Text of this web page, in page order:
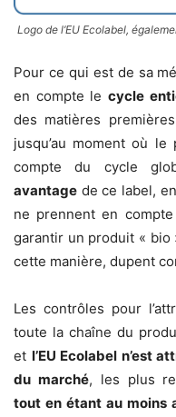
Logo de l’EU Ecolabel,
Pour ce qui est de sa
en compte le cycle
des matières
jusqu’au moment où
compte du cycle
avantage de ce label,
ne prennent en
garantir un produit « bio
cette manière, dupent
Les contrôles pour
toute la chaîne du
et l’EU Ecolabel n’est
du marché, les plus
tout en étant au moins